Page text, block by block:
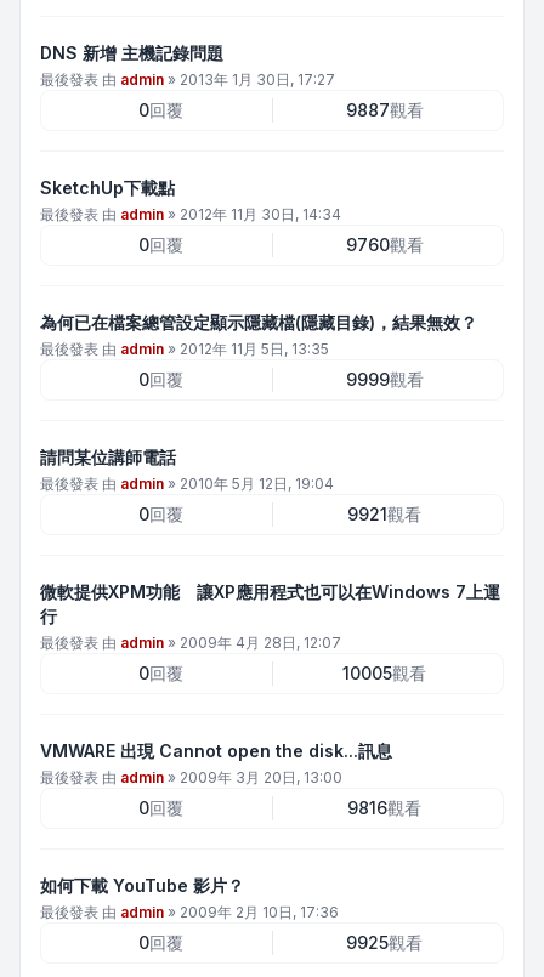
DNS 新增 主機記錄問題
最後發表 由 admin » 2013年 1月 30日, 17:27
0回覆 9887觀看
SketchUp下載點
最後發表 由 admin » 2012年 11月 30日, 14:34
0回覆 9760觀看
為何已在檔案總管設定顯示隱藏檔(隱藏目錄)，結果無效？
最後發表 由 admin » 2012年 11月 5日, 13:35
0回覆 9999觀看
請問某位講師電話
最後發表 由 admin » 2010年 5月 12日, 19:04
0回覆 9921觀看
微軟提供XPM功能 讓XP應用程式也可以在Windows 7上運
行
最後發表 由 admin » 2009年 4月 28日, 12:07
0回覆 10005觀看
VMWARE 出現 Cannot open the disk...訊息
最後發表 由 admin » 2009年 3月 20日, 13:00
0回覆 9816觀看
如何下載 YouTube 影片？
最後發表 由 admin » 2009年 2月 10日, 17:36
0回覆 9925觀看